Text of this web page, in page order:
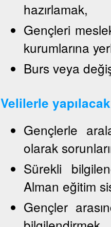
hazırlamak,
Gençleri
kurumlarına
Burs veya
Velilerle
Gençlerle
olarak
Sürekli
Alman eğitim
Gençler